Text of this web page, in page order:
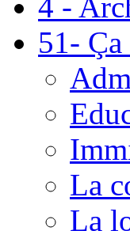
51-
La
La